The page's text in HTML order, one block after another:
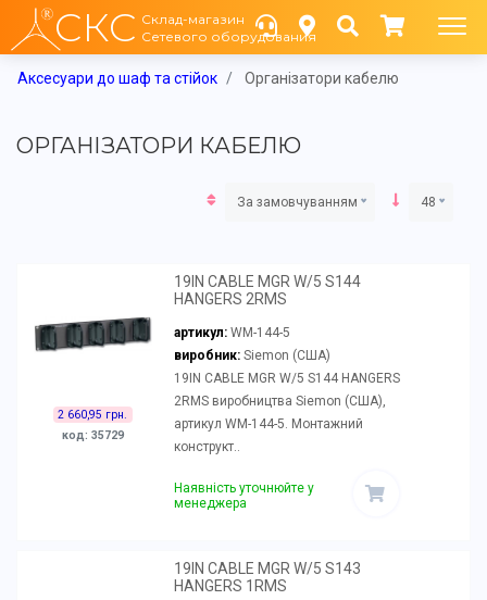
СКС Склад-магазин
Сетевого оборудования
Аксесуари до шаф та стійок Організатори кабелю
ОРГАНІЗАТОРИ КАБЕЛЮ
За замовчуванням 48
2 660,95 грн.
код: 35729
19IN CABLE MGR W/5 S144
HANGERS 2RMS
артикул: WM-144-5
виробник:Siemon (США)
19IN CABLE MGR W/5 S144 HANGERS
2RMS виробництва Siemon (США),
артикул WM-144-5. Монтажний
конструкт..
Наявність уточнюйте у
менеджера
19IN CABLE MGR W/5 S143
HANGERS 1RMS